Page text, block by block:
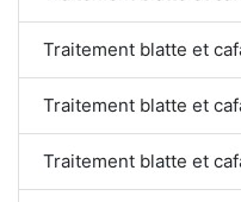
Traitement blatte et
Traitement blatte et
Traitement blatte et